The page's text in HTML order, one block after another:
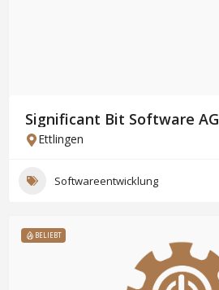
Significant Bit Software AG
Ettlingen
Softwareentwicklung
BELIEBT